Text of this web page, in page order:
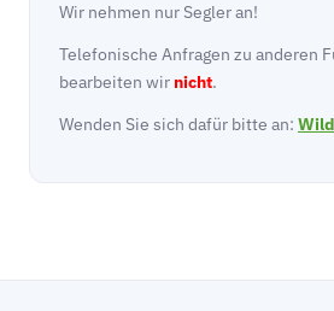
Wir nehmen nur Segler an!
Telefonische Anfragen zu anderen
bearbeiten wir nicht.
Wenden Sie sich dafür bitte an: